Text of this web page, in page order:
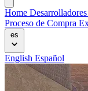
Home Desarrolladores
Proceso de Compra
es
English Español